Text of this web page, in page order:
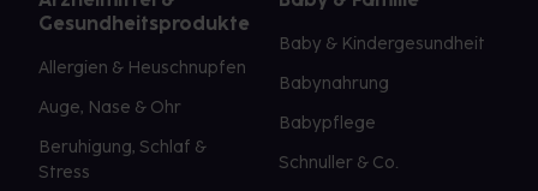
Gesundheitsprodukte
Allergien & Heuschnupfen
Auge, Nase & Ohr
Beruhigung, Schlaf &
Stress
Baby & Kindergesundheit
Babynahrung
Babypflege
Schnuller & Co.